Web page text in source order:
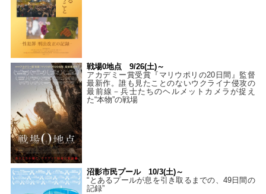
戦場0地点 9/26(土)～
アカデミー賞受賞『マリウポリの20日間』監督
最新作。誰も見たことのないウクライナ侵攻の
最前線－兵士たちのヘルメットカメラが捉え
た“本物”の戦場
沼影市民プール 10/3(土)～
“とあるプールが息を引き取るまでの、49日間の
記録”